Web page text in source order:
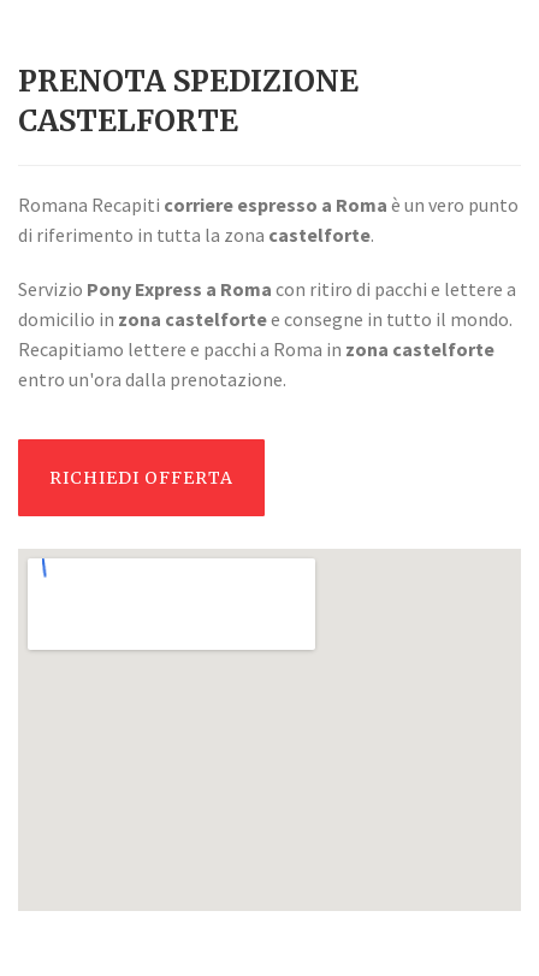
PRENOTA SPEDIZIONE
CASTELFORTE
Romana Recapiti corriere espresso a Roma è un vero punto
di riferimento in tutta la zona castelforte.
Servizio Pony Express a Roma con ritiro di pacchi e lettere a
domicilio in zona castelfortee consegne in tutto il mondo.
Recapitiamo lettere e pacchi a Roma in zona castelforte
entro un'ora dalla prenotazione.
RICHIEDI OFFERTA